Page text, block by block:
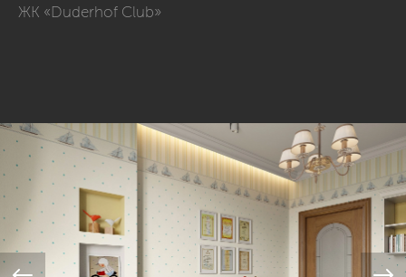
ЖК «Duderhof Club»